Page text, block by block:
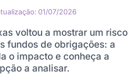
01/07/2026
voltou a mostrar um risco
fundos de obrigações: a
o impacto e conheça a
a analisar.